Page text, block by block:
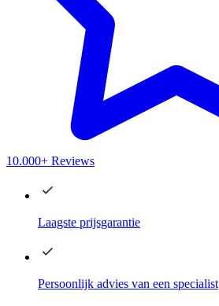
10.000+ Reviews
Laagste prijsgarantie
Persoonlijk advies van een specialist